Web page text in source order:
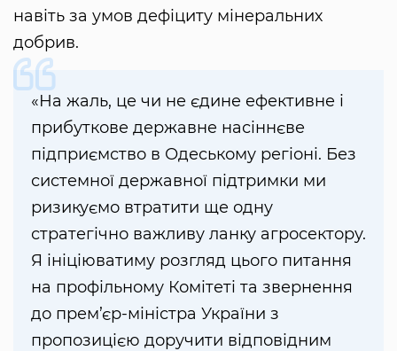
навіть за умов дефіциту мінеральних
добрив.
«На жаль, це чи не єдине ефективне і
прибуткове державне насіннєве
підприємство в Одеському регіоні. Без
системної державної підтримки ми
ризикуємо втратити ще одну
стратегічно важливу ланку агросектору.
Я ініціюватиму розгляд цього питання
на профільному Комітеті та звернення
до прем’єр-міністра України з
пропозицією доручити відповідним